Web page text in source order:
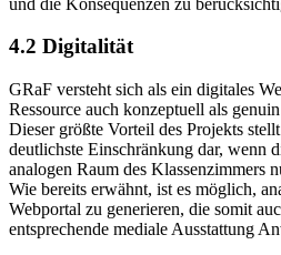
4.2 Digitalität
GRaF versteht sich als ein digitales
Ressource auch konzeptuell als
Dieser größte Vorteil des Projekts
deutlichste Einschränkung dar, wenn
analogen Raum des Klassenzimmers
Wie bereits erwähnt, ist es möglich,
Webportal zu generieren, die somit
entsprechende mediale Ausstattung